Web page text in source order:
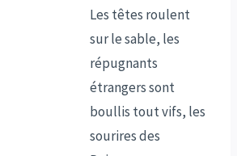
Les têtes roulent
sur le sable, les
répugnants
étrangers sont
boullis tout vifs, les
sourires des